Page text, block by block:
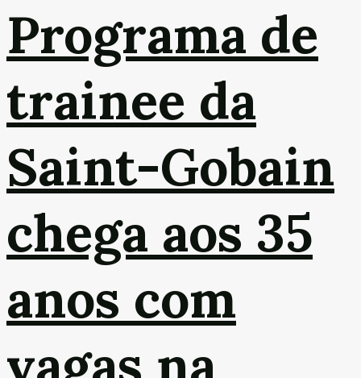
Programa de
trainee da
Saint-Gobain
chega aos 35
anos com